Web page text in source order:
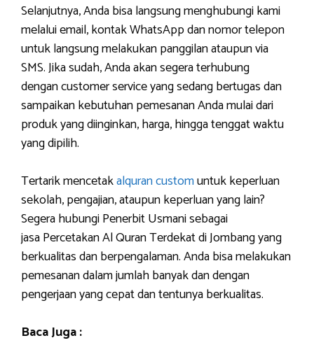
Selanjutnya, Anda bisa langsung menghubungi kami
melalui email, kontak WhatsApp dan nomor telepon
untuk langsung melakukan panggilan ataupun via
SMS. Jika sudah, Anda akan segera terhubung
dengan customer service yang sedang bertugas dan
sampaikan kebutuhan pemesanan Anda mulai dari
produk yang diinginkan, harga, hingga tenggat waktu
yang dipilih.
Tertarik mencetakalquran customuntuk keperluan
sekolah, pengajian, ataupun keperluan yang lain?
Segera hubungi Penerbit Usmani sebagai
jasa Percetakan Al Quran Terdekat di Jombang yang
berkualitas dan berpengalaman. Anda bisa melakukan
pemesanan dalam jumlah banyak dan dengan
pengerjaan yang cepat dan tentunya berkualitas.
Baca Juga :